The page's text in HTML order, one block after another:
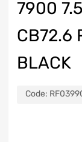
7900
CB72.6
BLACK
Code: